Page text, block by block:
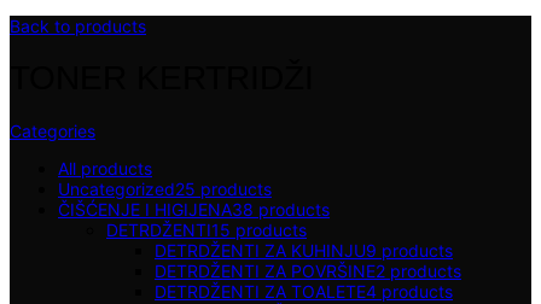
Back to products
Categories
All products
Uncategorized25 products
ČIŠĆENJE I HIGIJENA38 products
DETRDŽENTI15 products
DETRDŽENTI ZA KUHINJU9 products
DETRDŽENTI ZA POVRŠINE2 products
DETRDŽENTI ZA TOALETE4 products